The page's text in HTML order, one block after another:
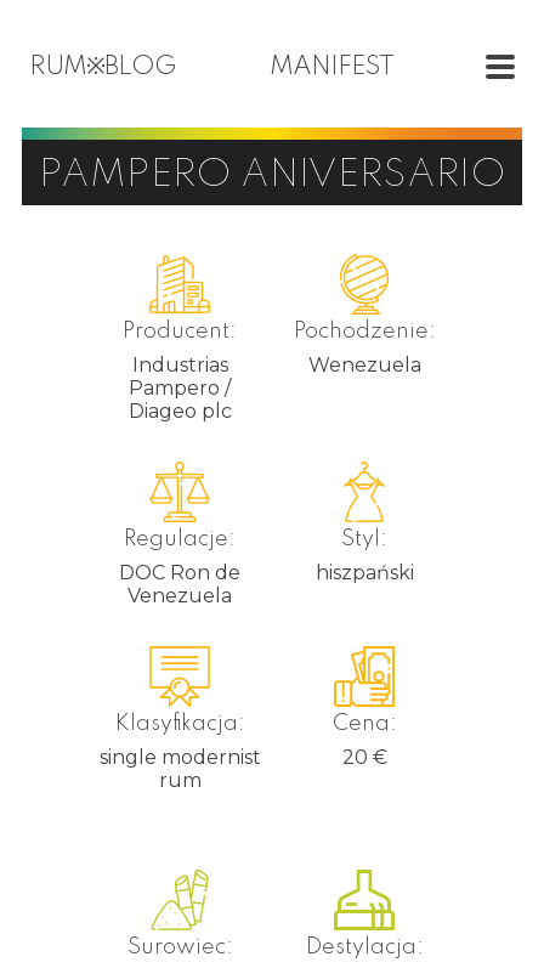
RUM※BLOG MANIFEST
PAMPERO ANIVERSARIO
Producent:
Industrias
Pampero /
Diageo plc
Pochodzenie:
Wenezuela
Regulacje:
DOC Ron de
Venezuela
Styl:
hiszpański
Klasyfikacja:
single modernist
rum
Cena:
20 €
Surowiec: Destylacja: